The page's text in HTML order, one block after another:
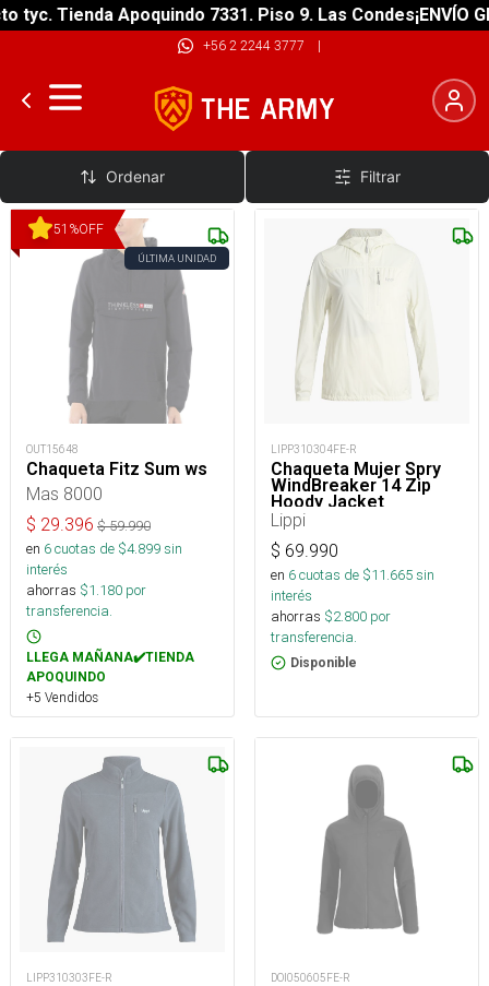
Tienda Apoquindo 7331. Piso 9. Las Condes¡ENVÍO
+56 2 2244 3777 |
Chaquetas
Ordenar Filtrar
51 %OFF
ÚLTIMA UNIDAD
OUT15648
Chaqueta Fitz Sum ws
Mas 8000
$ 29.396 $59.990
en 6cuotas de $4.899sin
interés
ahorras $1.180 por
transferencia.
LLEGA MAÑANA✔️TIENDA
APOQUINDO
+5 Vendidos
LIPP310304FE-R
Chaqueta Mujer Spry
WindBreaker 14 Zip
Hoody Jacket
Lippi
$ 69.990
en 6cuotas de $11.665sin
interés
ahorras $2.800 por
transferencia.
Disponible
LIPP310303FE-R DOI050605FE-R